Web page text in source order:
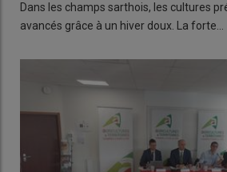
Dans les champs sarthois, les cultures
avancés grâce à un hiver doux. La forte…